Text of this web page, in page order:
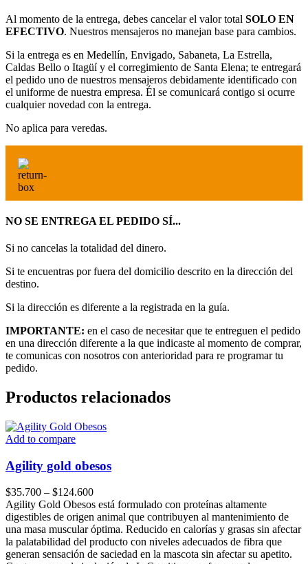
Al momento de la entrega, debes cancelar el valor total SOLO EN
EFECTIVO. Nuestros mensajeros no manejan base para cambios.
Si la entrega es en Medellín, Envigado, Sabaneta, La Estrella,
Caldas Bello o Itagüí y el corregimiento de Santa Elena; te entregará
el pedido uno de nuestros mensajeros debidamente identificado con
el uniforme de nuestra empresa. Él se comunicará contigo si ocurre
cualquier novedad con la entrega.
No aplica para veredas.
NO SE ENTREGA EL PEDIDO SÍ...
Si no cancelas la totalidad del dinero.
Si te encuentras por fuera del domicilio descrito en la dirección del
destino.
Si la dirección es diferente a la registrada en la guía.
IMPORTANTE: en el caso de necesitar que te entreguen el pedido
en una dirección diferente a la que indicaste al momento de comprar,
te comunicas con nosotros con anterioridad para re programar tu
pedido.
Productos relacionados
Add to compare
Agility gold obesos
$35.700 – $124.600Price
range:
$35.700
through
$124.600
Agility Gold Obesos está formulado con proteínas altamente
digestibles de origen animal que contribuyen al mantenimiento de
una masa muscular óptima. Reducido en calorías y grasas sin afectar
la palatabilidad del producto con niveles adecuados de fibra que
generan sensación de saciedad en la mascota sin afectar su apetito.